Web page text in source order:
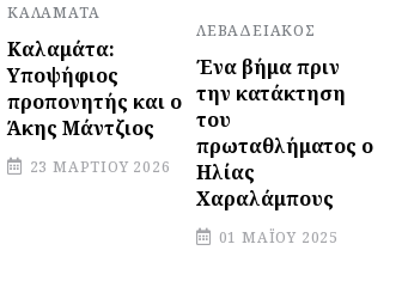
ΚΑΛΑΜΆΤΑ
Καλαμάτα:
Υποψήφιος
προπονητής και ο
Άκης Μάντζιος
23 ΜΑΡΤΊΟΥ 2026
ΛΕΒΑΔΕΙΑΚΌΣ
Ένα βήμα πριν
την κατάκτηση
του
πρωταθλήματος ο
Ηλίας
Χαραλάμπους
01 ΜΑΪ́ΟΥ 2025